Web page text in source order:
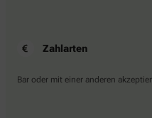
Zahlarten
Bar oder mit einer anderen